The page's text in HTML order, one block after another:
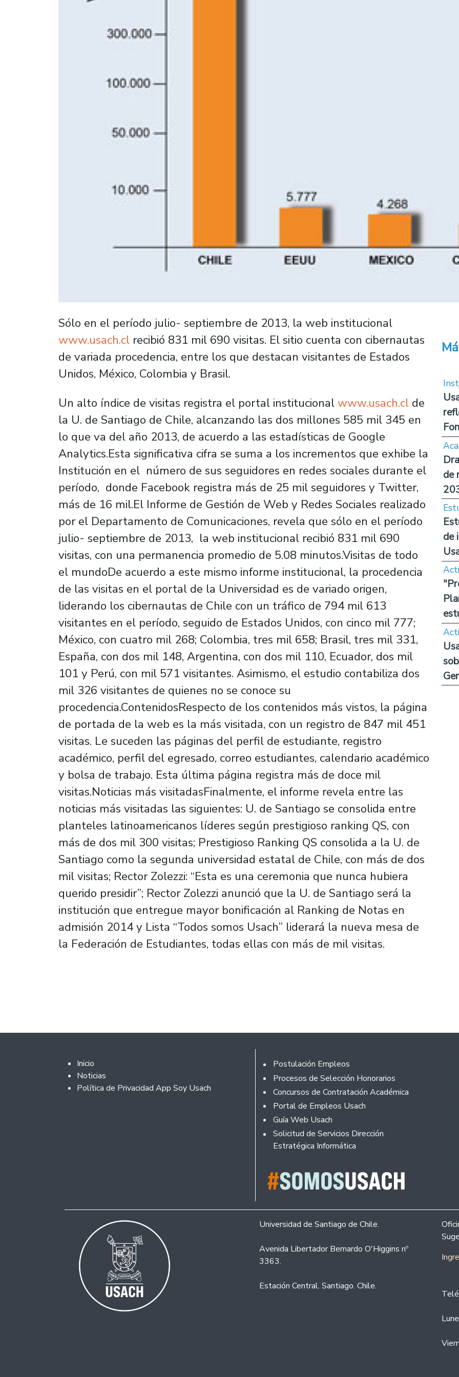
Sólo en el período julio- septiembre de 2013, la web institucional
www.usach.cl recibió 831 mil 690 visitas. El sitio cuenta con cibernautas
de variada procedencia, entre los que destacan visitantes de Estados
Unidos, México, Colombia y Brasil.
Un alto índice de visitas registra el portal institucionalwww.usach.cl de
la U. de Santiago de Chile, alcanzando las dos millones 585 mil 345 en
lo que va del año 2013, de acuerdo a las estadísticas de Google
Analytics.Esta significativa cifra se suma a los incrementos que exhibe la
Institución en el número de sus seguidores en redes sociales durante el
período, donde Facebook registra más de 25 mil seguidores y Twitter,
más de 16 mil.El Informe de Gestión de Web y Redes Sociales realizado
por el Departamento de Comunicaciones, revela que sólo en el período
julio- septiembre de 2013, la web institucional recibió 831 mil 690
visitas, con una permanencia promedio de 5.08 minutos.Visitas de todo
el mundoDe acuerdo a este mismo informe institucional, la procedencia
de las visitas en el portal de la Universidad es de variado origen,
liderando los cibernautas de Chile con un tráfico de 794 mil 613
visitantes en el período, seguido de Estados Unidos, con cinco mil 777;
México, con cuatro mil 268; Colombia, tres mil 658; Brasil, tres mil 331,
España, con dos mil 148, Argentina, con dos mil 110, Ecuador, dos mil
101 y Perú, con mil 571 visitantes. Asimismo, el estudio contabiliza dos
mil 326 visitantes de quienes no se conoce su
procedencia.ContenidosRespecto de los contenidos más vistos, la página
de portada de la web es la más visitada, con un registro de 847 mil 451
visitas. Le suceden las páginas del perfil de estudiante, registro
académico, perfil del egresado, correo estudiantes, calendario académico
y bolsa de trabajo. Esta última página registra más de doce mil
visitas.Noticias más visitadasFinalmente, el informe revela entre las
noticias más visitadas las siguientes: U. de Santiago se consolida entre
planteles latinoamericanos líderes según prestigioso ranking QS, con
más de dos mil 300 visitas; Prestigioso Ranking QS consolida a la U. de
Santiago como la segunda universidad estatal de Chile, con más de dos
mil visitas; Rector Zolezzi: “Esta es una ceremonia que nunca hubiera
querido presidir”; Rector Zolezzi anunció que la U. de Santiago será la
institución que entregue mayor bonificación al Ranking de Notas en
admisión 2014 y Lista “Todos somos Usach” liderará la nueva mesa de
la Federación de Estudiantes, todas ellas con más de mil visitas.
de
de
Footer 2
Inicio
Noticias
Política de Privacidad App Soy Usach
Rodapé
Postulación Empleos
Procesos de Selección Honorarios
Concursos de Contratación Académica
Portal de Empleos Usach
Guía Web Usach
Solicitud de Servicios Dirección
Estratégica Informática
Universidad de Santiago de Chile.
Avenida Libertador Bernardo O'Higgins nº
3363.
Estación Central. Santiago. Chile.